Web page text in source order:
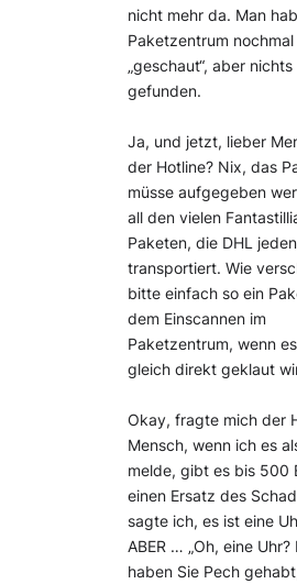
nicht mehr da. Man
Paketzentrum nochmal
„geschaut“, aber nichts
gefunden.
Ja, und jetzt, lieber
der Hotline? Nix, das
müsse aufgegeben
all den vielen
Paketen, die DHL
transportiert. Wie
bitte einfach so ein
dem Einscannen im
Paketzentrum, wenn
gleich direkt geklaut
Okay, fragte mich der
Mensch, wenn ich es
melde, gibt es bis 500
einen Ersatz des
sagte ich, es ist eine
ABER … „Oh, eine Uhr?
haben Sie Pech